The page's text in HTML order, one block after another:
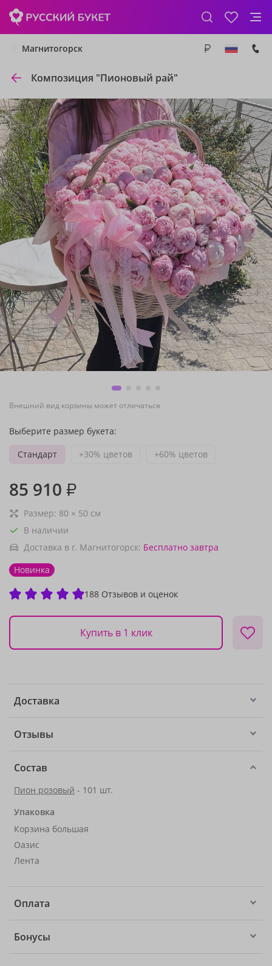
Магнитогорск
Композиция "Пионовый рай"
Внешний вид корзины может отличаться
Выберите размер букета:
Стандарт
+30% цветов +60% цветов
85 910 ₽
Размер: 80 × 50 см
В наличии
Доставка в г. Магнитогорск: Бесплатно завтра
Новинка
188 Отзывов и оценок
Купить в 1 клик
Доставка
Отзывы
Состав
Пион розовый - 101 шт.
Упаковка
Корзина большая
Оазис
Лента
Оплата
Бонусы